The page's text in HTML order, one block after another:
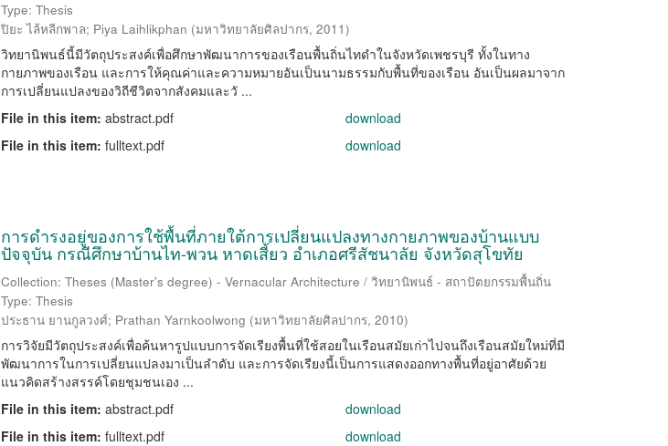
Type: Thesis
ปิยะ ไล้หลีกพาล; Piya Laihlikphan (มหาวิทยาลัยศิลปากร, 2011)
วิทยานิพนธ์นี้มีวัตถุประสงค์เพื่อศึกษาพัฒนาการของเรือนพื้นถิ่นไทดำในจังหวัดเพชรบุรี ทั้งในทาง
กายภาพของเรือน และการให้คุณค่าและความหมายอันเป็นนามธรรมกับพื้นที่ของเรือน อันเป็นผลมาจาก
การเปลี่ยนแปลงของวิถีชีวิตจากสังคมและวั ...
File in this item: abstract.pdf
download
File in this item: fulltext.pdf download
การดำรงอยู่ของการใช้พื้นที่ภายใต้การเปลี่ยนแปลงทางกายภาพของบ้านแบบ
ปัจจุบัน กรณีศึกษาบ้านไท-พวน หาดเสี้ยว อำเภอศรีสัชนาลัย จังหวัดสุโขทัย
Collection: Theses (Master's degree) - Vernacular Architecture / วิทยานิพนธ์ - สถาปัตยกรรมพื้นถิ่น
Type: Thesis
ประธาน ยานกูลวงศ์; Prathan Yarnkoolwong (มหาวิทยาลัยศิลปากร, 2010)
การวิจัยมีวัตถุประสงค์เพื่อค้นหารูปแบบการจัดเรียงพื้นที่ใช้สอยในเรือนสมัยเก่าไปจนถึงเรือนสมัยใหม่ที่มี
พัฒนาการในการเปลี่ยนแปลงมาเป็นลำดับ และการจัดเรียงนี้เป็นการแสดงออกทางพื้นที่อยู่อาศัยด้วย
แนวคิดสร้างสรรค์โดยชุมชนเอง ...
File in this item: abstract.pdf
download
File in this item: fulltext.pdf download